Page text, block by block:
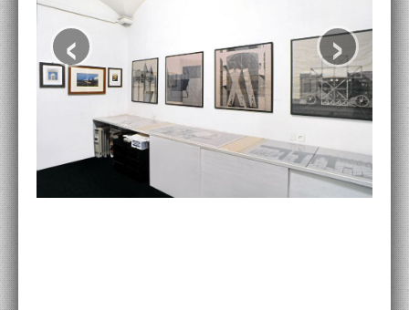
VIDEO
COLLEZIONE
ACCADEMIA NAZIONALE DI SAN LUCA
I.E.D. / ROMA
POLITECNICO DI BARI
BIBLIOTECA FRANCESCO MOSCHINI
‹ ›